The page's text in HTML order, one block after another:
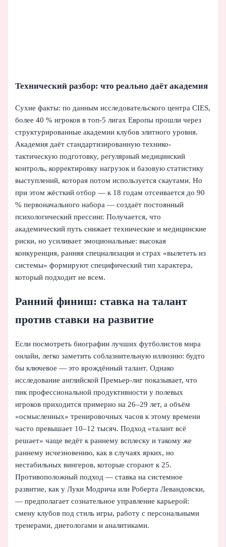
Технический разбор: что реально даёт академия
Сухие факты: по данным исследовательского центра CIES,
более 40 % игроков в топ‑5 лигах Европы прошли через
структурированные академии клубов элитного уровня.
Академия даёт стандартизированную технико-
тактическую подготовку, регулярный медицинский
контроль, корректировку нагрузок и базовую статистику
выступлений, которая потом используется скаутами. Но
при этом жёсткий отбор — к 18 годам отсеивается до 90
% первоначального набора — создаёт постоянный
психологический прессинг. Получается, что
академический путь снижает технические и медицинские
риски, но усиливает эмоциональные: высокая
конкуренция, ранняя специализация и страх «вылететь из
системы» формируют специфический тип характера,
который подходит не всем.
Ранний финиш: ставка на талант
против ставки на развитие
Если посмотреть биографии лучших футболистов мира
онлайн, легко заметить соблазнительную иллюзию: будто
бы ключевое — это врождённый талант. Однако
исследование английской Премьер‑лиг показывает, что
пик профессиональной продуктивности у полевых
игроков приходится примерно на 26–29 лет, а объём
«осмысленных» тренировочных часов к этому времени
часто превышает 10–12 тысяч. Подход «талант всё
решает» чаще ведёт к раннему всплеску и такому же
раннему исчезновению, как в случаях ярких, но
нестабильных вингеров, которые сгорают к 25.
Противоположный подход — ставка на системное
развитие, как у Луки Модрича или Роберта Левандовски,
— предполагает сознательное управление карьерой:
смену клубов под стиль игры, работу с персональными
тренерами, диетологами и аналитиками.